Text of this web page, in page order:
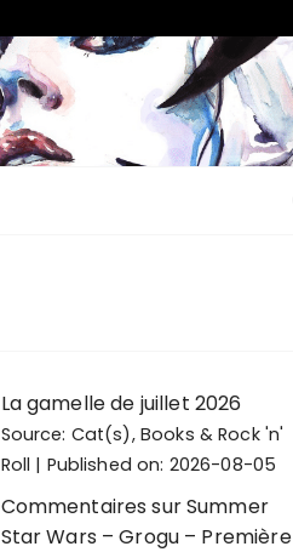
La gamelle de juillet 2026
Source: Cat(s), Books & Rock 'n'
Roll
Published on: 2026-08-05
Commentaires sur Summer
Star Wars – Grogu – Première